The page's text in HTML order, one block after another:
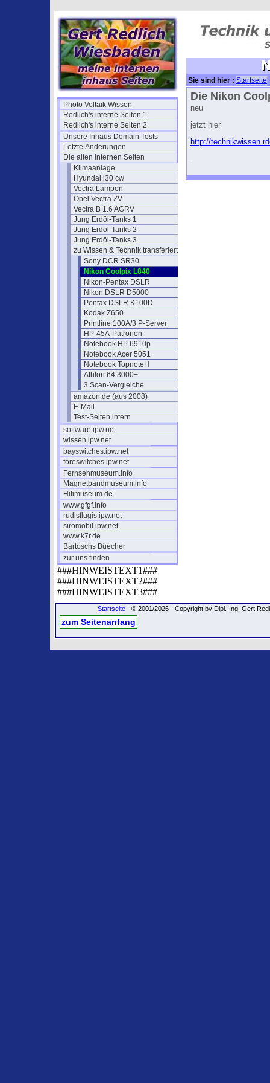
Photo Voltaik Wissen
Redlich's interne Seiten 1
Redlich's interne Seiten 2
Unsere Inhaus Domain Tests
Letzte Änderungen
Die alten internen Seiten
Klimaanlage
Hyundai i30 cw
Vectra Lampen
Opel Vectra ZV
Vectra B 1.6 AGRV
Jung Erdöl-Tanks 1
Jung Erdöl-Tanks 2
Jung Erdöl-Tanks 3
zu Wissen & Technik transferiert
Sony DCR SR30
Nikon Coolpix L840
Nikon-Pentax DSLR
Nikon DSLR D5000
Pentax DSLR K100D
Kodak Z650
Printline 100A/3 P-Server
HP-45A-Patronen
Notebook HP 6910p
Notebook Acer 5051
Notebook TopnoteH
Athlon 64 3000+
3 Scan-Vergleiche
amazon.de (aus 2008)
E-Mail
Test-Seiten intern
software.ipw.net
wissen.ipw.net
bayswitches.ipw.net
foreswitches.ipw.net
Fernsehmuseum.info
Magnetbandmuseum.info
Hifimuseum.de
www.gfgf.info
rudisflugis.ipw.net
siromobil.ipw.net
www.k7r.de
Bartoschs Büecher
zur uns finden
###HINWEISTEXT1###
###HINWEISTEXT2###
###HINWEISTEXT3###
Sie sind hier : Startseite
L840
Die Nikon
neu
jetzt hier
http://
.
Startseite- © 2001/2026 - Copyright by Dipl.-Ing. Gert
zum Seitenanfang